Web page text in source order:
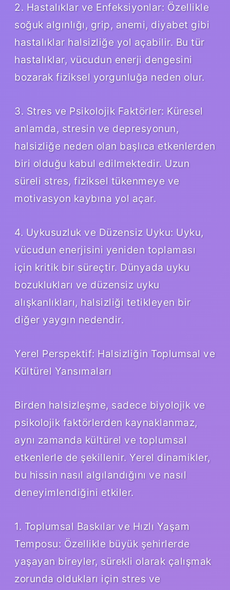
2. Hastalıklar ve Enfeksiyonlar: Özellikle
soğuk algınlığı, grip, anemi, diyabet gibi
hastalıklar halsizliğe yol açabilir. Bu tür
hastalıklar, vücudun enerji dengesini
bozarak fiziksel yorgunluğa neden olur.
3. Stres ve Psikolojik Faktörler: Küresel
anlamda, stresin ve depresyonun,
halsizliğe neden olan başlıca etkenlerden
biri olduğu kabul edilmektedir. Uzun
süreli stres, fiziksel tükenmeye ve
motivasyon kaybına yol açar.
4. Uykusuzluk ve Düzensiz Uyku: Uyku,
vücudun enerjisini yeniden toplaması
için kritik bir süreçtir. Dünyada uyku
bozuklukları ve düzensiz uyku
alışkanlıkları, halsizliği tetikleyen bir
diğer yaygın nedendir.
Yerel Perspektif: Halsizliğin Toplumsal ve
Kültürel Yansımaları
Birden halsizleşme, sadece biyolojik ve
psikolojik faktörlerden kaynaklanmaz,
aynı zamanda kültürel ve toplumsal
etkenlerle de şekillenir. Yerel dinamikler,
bu hissin nasıl algılandığını ve nasıl
deneyimlendiğini etkiler.
1. Toplumsal Baskılar ve Hızlı Yaşam
Temposu: Özellikle büyük şehirlerde
yaşayan bireyler, sürekli olarak çalışmak
zorunda oldukları için stres ve